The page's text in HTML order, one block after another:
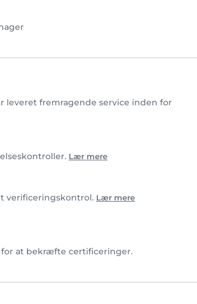
leveret fremragende service inden for
Lær mere
verificeringskontrol. Lær mere
at bekræfte certificeringer.